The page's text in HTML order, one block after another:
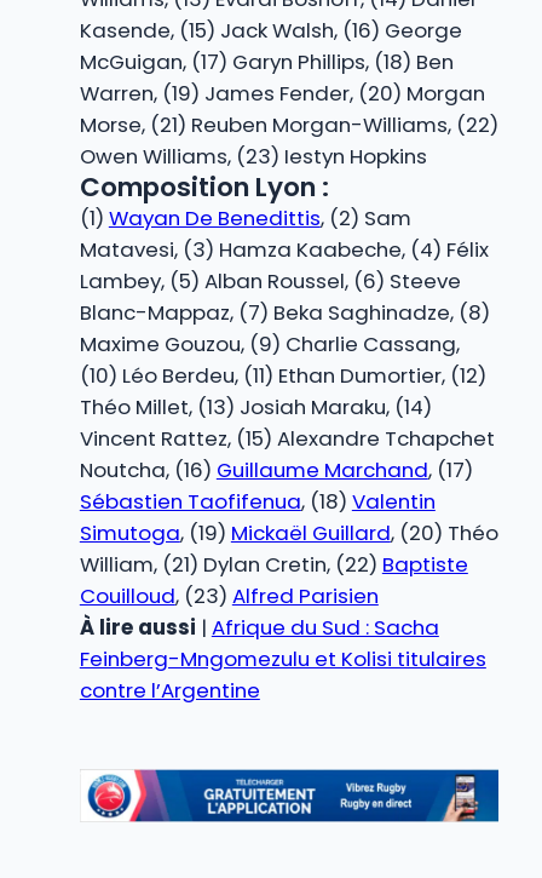
Kasende, (15) Jack Walsh, (16) George
McGuigan, (17) Garyn Phillips, (18) Ben
Warren, (19) James Fender, (20) Morgan
Morse, (21) Reuben Morgan-Williams, (22)
Owen Williams, (23) Iestyn Hopkins
Composition Lyon :
(1) Wayan De Benedittis, (2) Sam
Matavesi, (3) Hamza Kaabeche, (4) Félix
Lambey, (5) Alban Roussel, (6) Steeve
Blanc-Mappaz, (7) Beka Saghinadze, (8)
Maxime Gouzou, (9) Charlie Cassang,
(10) Léo Berdeu, (11) Ethan Dumortier, (12)
Théo Millet, (13) Josiah Maraku, (14)
Vincent Rattez, (15) Alexandre Tchapchet
Noutcha, (16) Guillaume Marchand, (17)
Sébastien Taofifenua, (18) Valentin
Simutoga, (19) Mickaël Guillard, (20) Théo
William, (21) Dylan Cretin, (22) Baptiste
Couilloud, (23) Alfred Parisien
À lire aussi | Afrique du Sud : Sacha
Feinberg-Mngomezulu et Kolisi titulaires
contre l’Argentine